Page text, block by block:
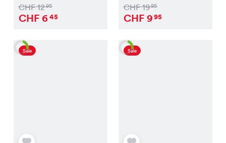
CHF1295
CHF645
CHF1995
CHF995
Sale Sale